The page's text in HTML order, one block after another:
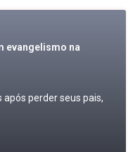
evangelismo na
perder seus pais,